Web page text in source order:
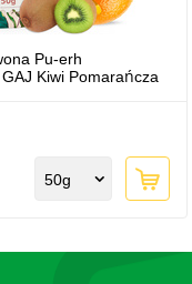
Pu-erh
Kiwi Pomarańcza
50g